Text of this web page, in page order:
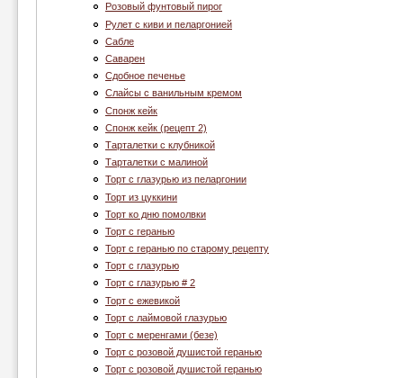
Розовый фунтовый пирог
Рулет с киви и пеларгонией
Сабле
Саварен
Сдобное печенье
Слайсы с ванильным кремом
Спонж кейк
Спонж кейк (рецепт 2)
Тарталетки с клубникой
Тарталетки с малиной
Торт c глазурью из пеларгонии
Торт из цуккини
Торт ко дню помолвки
Торт с геранью
Торт с геранью по старому рецепту
Торт с глазурью
Торт с глазурью # 2
Торт с ежевикой
Торт с лаймовой глазурью
Торт с меренгами (безе)
Торт с розовой душистой геранью
Торт с розовой душистой геранью